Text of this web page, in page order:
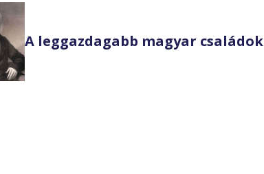
A leggazdagabb magyar családok